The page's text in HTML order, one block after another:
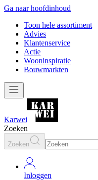
Ga naar hoofdinhoud
Toon hele assortiment
Advies
Klantenservice
Actie
Wooninspiratie
Bouwmarkten
Karwei
Zoeken
Zoeken
Inloggen